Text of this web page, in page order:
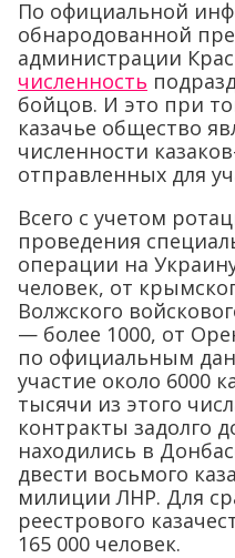
По официальной
обнародованной
администрации
численность
бойцов. И это при
казачье общество
численности
отправленных для
Всего с учетом
проведения
операции на
человек, от
Волжского
— более 1000, от
по официальным
участие около 6000
тысячи из этого
контракты задолго
находились в
двести восьмого
милиции ЛНР. Для
реестрового
165 000 человек.